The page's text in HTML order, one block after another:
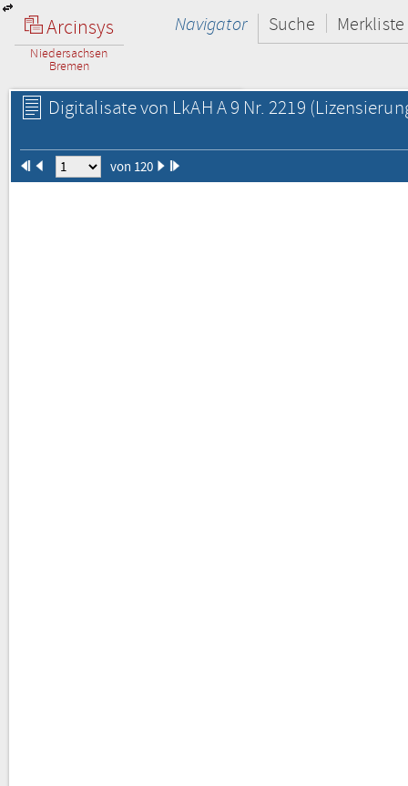
Arcinsys
Niedersachsen
Bremen
Navigator Suche Merkliste
Digitalisate von LkAH A 9 Nr. 2219
von 120